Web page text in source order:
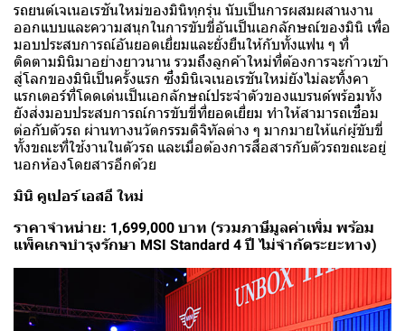
รถยนต์เจเนอเรชันใหม่ของมินิทุกรุ่น นับเป็นการผสมผสานงาน
ออกแบบและความสนุกในการขับขี่อันเป็นเอกลักษณ์ของมินิ เพื่อ
มอบประสบการณ์อันยอดเยี่ยมและยั่งยืนให้กับทั้งแฟน ๆ ที่
ติดตามมินิมาอย่างยาวนาน รวมถึงลูกค้าใหม่ที่ต้องการจะก้าวเข้า
สู่โลกของมินิเป็นครั้งแรก ซึ่งมินิเจเนอเรชันใหม่ยังไม่ละทิ้งคา
แรกเตอร์ที่โดดเด่นเป็นเอกลักษณ์ประจำตัวของแบรนด์พร้อมทั้ง
ยังส่งมอบประสบการณ์การขับขี่ที่ยอดเยี่ยม ทำให้สามารถเชื่อม
ต่อกับตัวรถ ผ่านทางนวัตกรรมดิจิทัลต่าง ๆ มากมายให้แก่ผู้ขับขี่
ทั้งขณะที่ใช้งานในตัวรถ และเมื่อต้องการสื่อสารกับตัวรถขณะอยู่
นอกห้องโดยสารอีกด้วย
มินิ คูเปอร์ เอสอี ใหม่
ราคาจำหน่าย: 1,699,000 บาท (รวมภาษีมูลค่าเพิ่ม พร้อม
แพ็คเกจบำรุงรักษา MSI Standard 4 ปี ไม่จำกัดระยะทาง)